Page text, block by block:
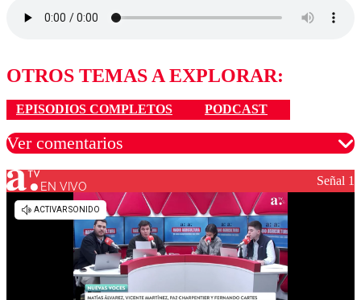
OTROS TEMAS A EXPLORAR:
EPISODIOS COMPLETOS PODCAST
Ver comentarios
Los comentarios son moderados para garantizar un
diálogo respetuoso.
EN VIVO Señal 1